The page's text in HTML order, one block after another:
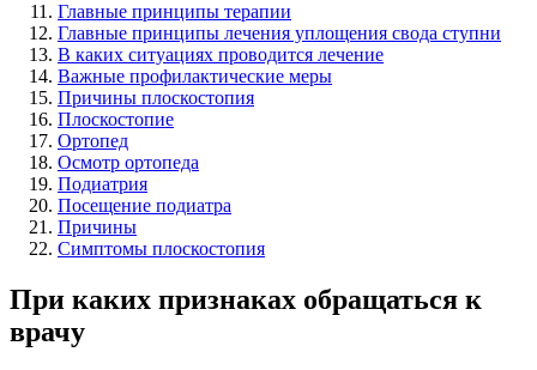
Главные принципы терапии
Главные принципы лечения уплощения свода ступни
В каких ситуациях проводится лечение
Важные профилактические меры
Причины плоскостопия
Плоскостопие
Ортопед
Осмотр ортопеда
Подиатрия
Посещение подиатра
Причины
Симптомы плоскостопия
При каких признаках обращаться к
врачу